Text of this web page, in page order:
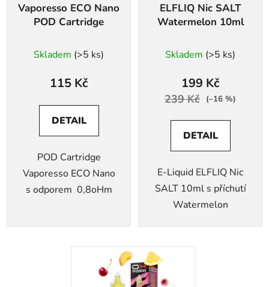
Vaporesso ECO Nano
POD Cartridge
Skladem (>5 ks)
115 Kč
DETAIL
POD Cartridge
Vaporesso ECO Nano
s odporem 0,8oHm
ELFLIQ Nic SALT
Watermelon 10ml
Skladem (>5 ks)
199 Kč
239 Kč (–16 %)
DETAIL
E-Liquid ELFLIQ Nic
SALT 10ml s příchutí
Watermelon